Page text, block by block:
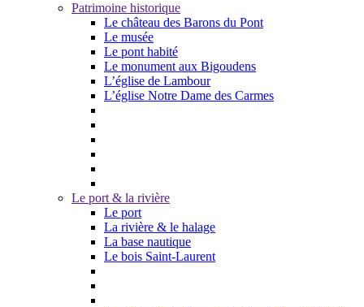
Patrimoine historique
Le château des Barons du Pont
Le musée
Le pont habité
Le monument aux Bigoudens
L’église de Lambour
L’église Notre Dame des Carmes
Le port & la rivière
Le port
La rivière & le halage
La base nautique
Le bois Saint-Laurent